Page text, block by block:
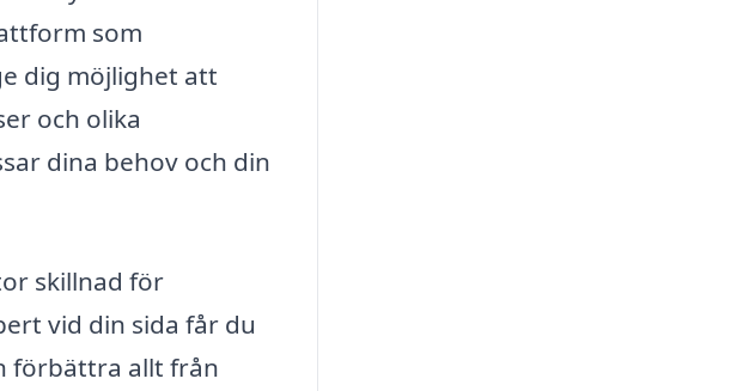
som
dig möjlighet att
och olika
dina behov och din
skillnad för
vid din sida får du
förbättra allt från